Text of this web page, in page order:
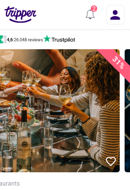
4,6|26.048 reviews
31%